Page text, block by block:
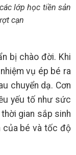
lớp học tiền sản
cạn
bị chào đời. Khi
vụ ép bé ra
chuyển dạ. Cơn
yếu tố như sức
gian sắp sinh
của bé và tốc độ